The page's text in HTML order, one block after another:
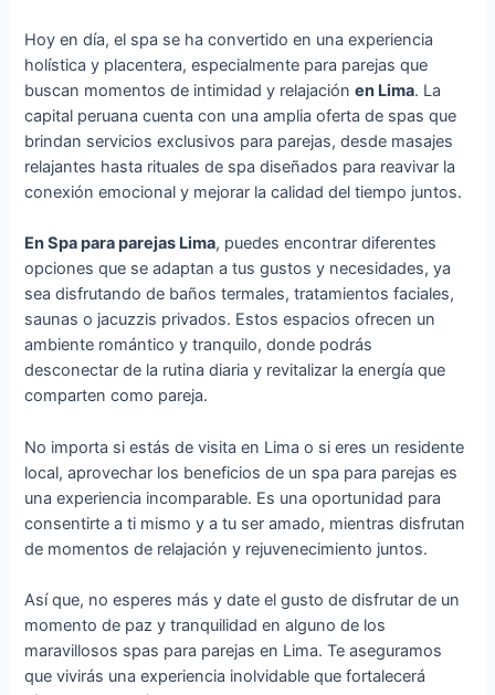
Hoy en día, el spa se ha convertido en una experiencia
holística y placentera, especialmente para parejas que
buscan momentos de intimidad y relajaciónen Lima. La
capital peruana cuenta con una amplia oferta de spas que
brindan servicios exclusivos para parejas, desde masajes
relajantes hasta rituales de spa diseñados para reavivar la
conexión emocional y mejorar la calidad del tiempo juntos.
En Spa para parejas Lima, puedes encontrar diferentes
opciones que se adaptan a tus gustos y necesidades, ya
sea disfrutando de baños termales, tratamientos faciales,
saunas o jacuzzis privados. Estos espacios ofrecen un
ambiente romántico y tranquilo, donde podrás
desconectar de la rutina diaria y revitalizar la energía que
comparten como pareja.
No importa si estás de visita en Lima o si eres un residente
local, aprovechar los beneficios de un spa para parejas es
una experiencia incomparable. Es una oportunidad para
consentirte a ti mismo y a tu ser amado, mientras disfrutan
de momentos de relajación y rejuvenecimiento juntos.
Así que, no esperes más y date el gusto de disfrutar de un
momento de paz y tranquilidad en alguno de los
maravillosos spas para parejas en Lima. Te aseguramos
que vivirás una experiencia inolvidable que fortalecerá